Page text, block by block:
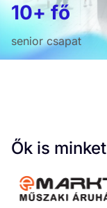
10+ fő
senior csapat
Ők is